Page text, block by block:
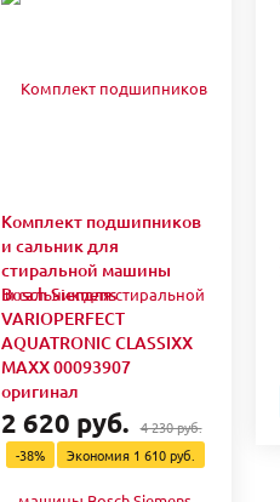
Комплект подшипников
и сальник для
стиральной машины
Bosch Siemens
VARIOPERFECT
AQUATRONIC CLASSIXX
MAXX 00093907
оригинал
2 620 руб. 4 230 руб.
-38%
Экономия 1 610 руб.